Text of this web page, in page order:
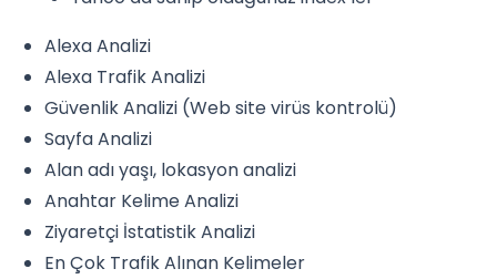
Alexa Analizi
Alexa Trafik Analizi
Güvenlik Analizi (Web site virüs kontrolü)
Sayfa Analizi
Alan adı yaşı, lokasyon analizi
Anahtar Kelime Analizi
Ziyaretçi İstatistik Analizi
En Çok Trafik Alınan Kelimeler